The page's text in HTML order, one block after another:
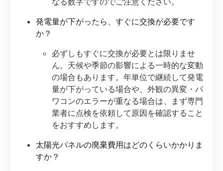
発電量が下がったら、すぐに交換が必要です
か？
必ずしもすぐに交換が必要とは限りませ
ん。天候や季節の影響による一時的な変動
の場合もあります。年単位で継続して発電
量が下がっている場合や、外観の異変・パ
ワコンのエラーが重なる場合は、まず専門
業者に点検を依頼して原因を確認すること
をおすすめします。
太陽光パネルの廃棄費用はどのくらいかかりま
すか？